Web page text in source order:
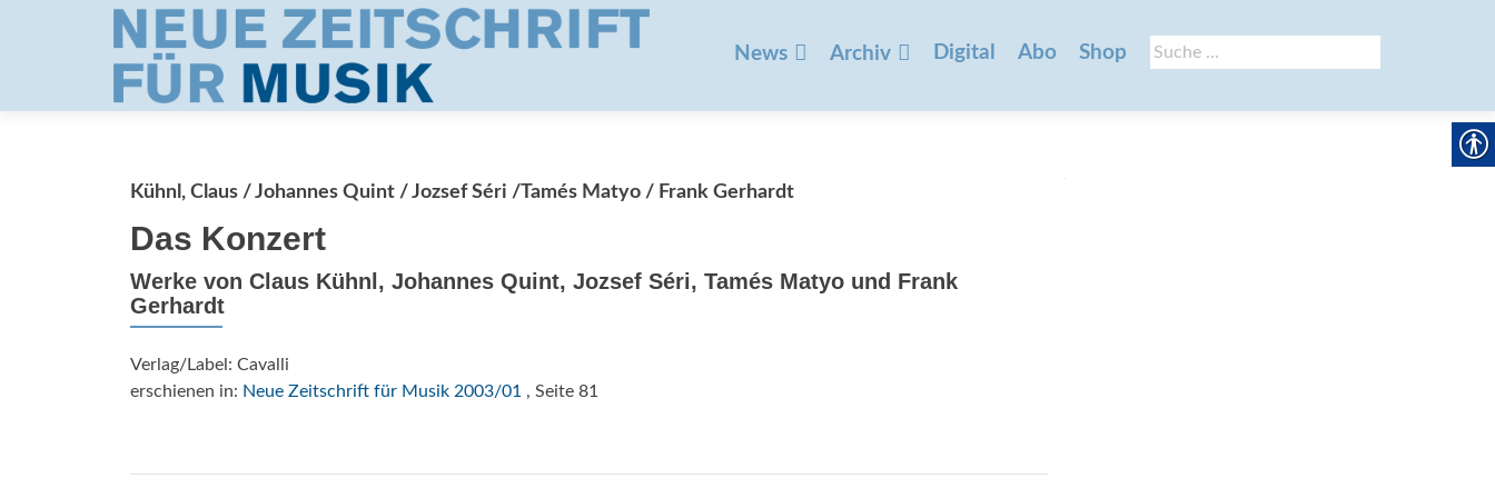
Suche
nach:
springen
News Archiv Digital Abo Shop
Kühnl, Claus / Johannes Quint / Jozsef Séri /Tamés Matyo / Frank Gerhardt
Das Konzert
Werke von Claus Kühnl, Johannes Quint, Jozsef Séri, Tamés Matyo und Frank
Gerhardt
Verlag/Label: Cavalli
erschienen in: Neue Zeitschrift für Musik 2003/01 , Seite 81